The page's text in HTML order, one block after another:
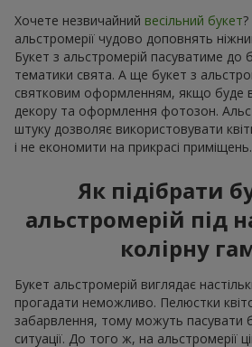
Хочете незвичайний весільний букет
альстромерії чудово доповнять
Букет з альстромерій пасуватиме до
тематики свята. А ще букет з
святковим оформленням, якщо буде
декору та оформлення фотозон.
штуку дозволяє використовувати
і не економити на прикрасі приміщень.
Як підібрати
альстромерій під
колірну
Букет альстромерій виглядає
прогадати неможливо. Пелюстки
забарвлення, тому можуть пасувати
ситуації. До того ж, на альстромерії